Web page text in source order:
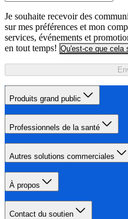
Je souhaite recevoir des
sur mes préférences et mon
services, événements et
en tout temps! Qu'est-ce que cela
Produits grand public
Professionnels de la santé
Autres solutions commerciales
À propos
Contact du soutien